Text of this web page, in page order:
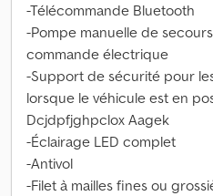
-Télécommande Bluetooth
-Pompe manuelle de
commande électrique
-Support de sécurité pour
lorsque le véhicule est en
Dcjdpfjghpclox Aagek
-Éclairage LED complet
-Antivol
-Filet à mailles fines ou